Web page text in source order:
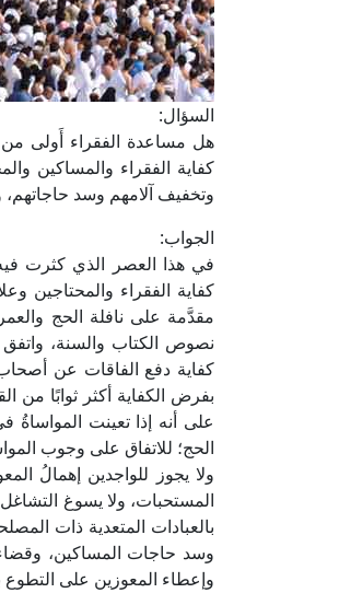
السؤال:
هل مساعدة الفقراء أَولى من
كفاية الفقراء والمساكين
وتخفيف آلامهم وسد
الجواب:
في هذا العصر الذي كثرت
كفاية الفقراء والمحتاجين
مقدَّمة على نافلة الحج
نصوص الكتاب والسنة، واتفق
كفاية دفع الفاقات عن أصحاب
بفرض الكفاية أكثر ثوابًا من
على أنه إذا تعينت
الحج؛ للاتفاق على وجوب
ولا يجوز للواجدين إهمالُ
المستحبات، ولا يسوغ
بالعبادات المتعدية ذات
وسد حاجات المساكين،
وإعطاء المعوزين على التطوع